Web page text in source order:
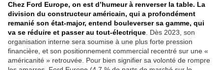
Chez Ford Europe, on est d’humeur à renverser la table. La
division du constructeur américain, qui a profondément
remanié son état-major, entend bouleverser sa gamme, qui
va se réduire et passer au tout-électrique . Dès 2023, son
organisation interne sera soumise à une plus forte pression
financière, et son positionnement commercial recentré sur une «
américanité » retrouvée. Pour bien signifier sa volonté de rompre